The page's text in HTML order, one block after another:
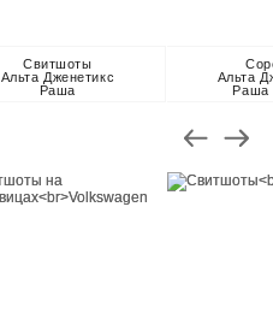
Свитшоты
Альта Дженетикс
Раша
Альта
Раша